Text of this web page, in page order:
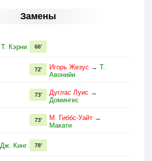
Замены
Т. Кэрни 66'
Игорь Жезус → Т.
Авонийи
72'
Дуглас Луис →
Домингес
73'
М. Гиббс-Уайт →
Макати
73'
Дж. Кинг 78'